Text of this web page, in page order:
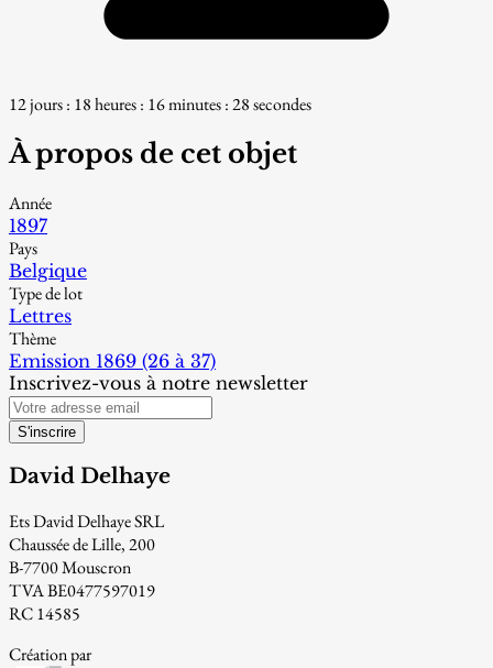
12 jours : 18 heures : 16 minutes : 27 secondes
À propos de cet objet
Année
1897
Pays
Belgique
Type de lot
Lettres
Thème
Emission 1869 (26 à 37)
Inscrivez-vous à notre newsletter
S'inscrire
David Delhaye
Ets David Delhaye SRL
Chaussée de Lille, 200
B-7700 Mouscron
TVA BE0477597019
RC 14585
Création par